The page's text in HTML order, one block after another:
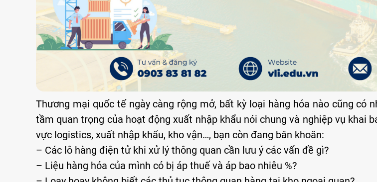
Thương mại quốc tế ngày càng rộng mở, bất kỳ loại hàng hóa nào cũng
tầm quan trọng của hoạt động xuất nhập khẩu nói chung và nghiệp vụ khai
vực logistics, xuất nhập khẩu, kho vận…, bạn còn đang băn khoăn:
– Các lô hàng điện tử khi xử lý thông quan cần lưu ý các vấn đề gì?
– Liệu hàng hóa của mình có bị áp thuế và áp bao nhiêu %?